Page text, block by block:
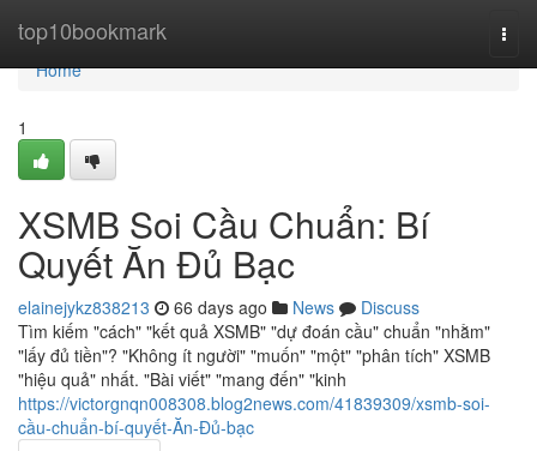
top10bookmark
Home
Home
1
XSMB Soi Cầu Chuẩn: Bí
Quyết Ăn Đủ Bạc
elainejykz838213 66 days ago News
Discuss
Tìm kiếm "cách" "kết quả XSMB" "dự đoán cầu" chuẩn "nhằm"
"lấy đủ tiền"? "Không ít người" "muốn" "một" "phân tích" XSMB
"hiệu quả" nhất. "Bài viết" "mang đến" "kinh
https://victorgnqn008308.blog2news.com/41839309/xsmb-soi-
cầu-chuẩn-bí-quyết-Ăn-Đủ-bạc